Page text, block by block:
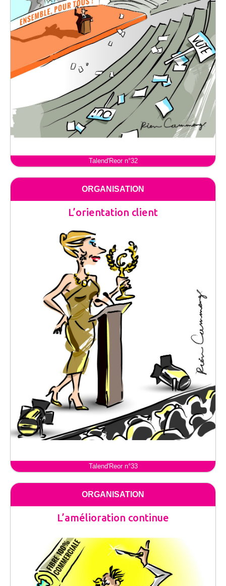
Talend'Reor n°32
ORGANISATION
L’orientation client
Talend'Reor n°33
ORGANISATION
L’amélioration continue